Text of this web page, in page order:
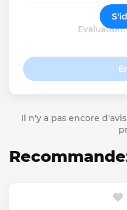
Evaluation:
Il n'y a pas encore